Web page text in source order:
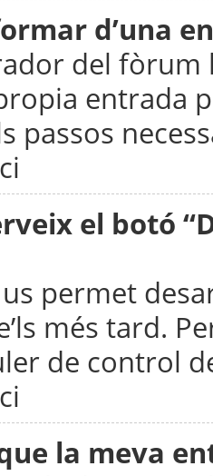
d’una
del
entrada
passos
el botó
permet
més tard.
de control
la meva